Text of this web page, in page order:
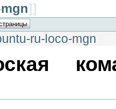
]]
ru-loco-mgn